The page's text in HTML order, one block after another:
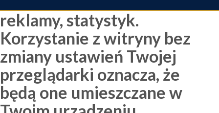
reklamy, statystyk.
Korzystanie z witryny bez
zmiany ustawień Twojej
przeglądarki oznacza, że
będą one umieszczane w